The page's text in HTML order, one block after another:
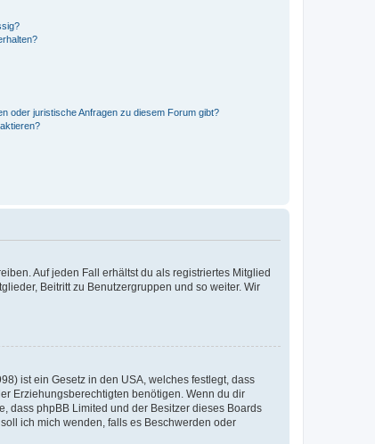
oder juristische Anfragen zu diesem Forum gibt?
Auf jeden Fall erhältst du als registriertes Mitglied
Beitritt zu Benutzergruppen und so weiter. Wir
ist ein Gesetz in den USA, welches festlegt, dass
Erziehungsberechtigten benötigen. Wenn du dir
dass phpBB Limited und der Besitzer dieses Boards
ich mich wenden, falls es Beschwerden oder